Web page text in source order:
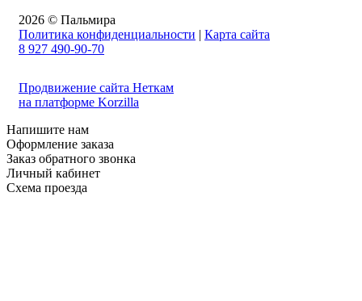
2026 © Пальмира
Политика конфиденциальности | Карта сайта
8 927 490-90-70
Продвижение сайта Неткам
на платформе Korzilla
Напишите нам
Оформление заказа
Заказ обратного звонка
Личный кабинет
Схема проезда